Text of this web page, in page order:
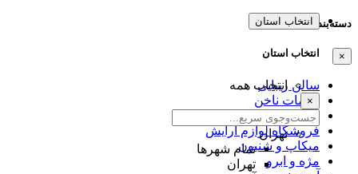
دسته‌بندی‌ها
×
سالن زیبایی
خدمات ناخن
کلینیک زیبایی
فروشگاه لوازم آرایش
میکاپ و شنیون
مژه و ابرو
انتخاب استان
انتخاب استان
انتخاب همه
×
تهران
تمام شهر‌ها
تهران